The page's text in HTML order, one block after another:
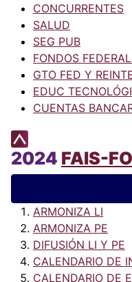
CONCURRENTES
SALUD
SEG PUB
FONDOS
GTO FED Y
EDUC
CUENTAS
2024 FAIS-
ARMONIZA LI
ARMONIZA PE
DIFUSIÓN LI Y PE
CALENDARIO DE
CALENDARIO DE